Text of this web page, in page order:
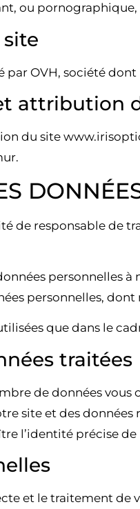
ou
par OVH, société
attribution
du site
de responsable de
personnelles
personnelles, dont
que dans le
traitées
de données vous
site et des
l’identité précise
et le traitement